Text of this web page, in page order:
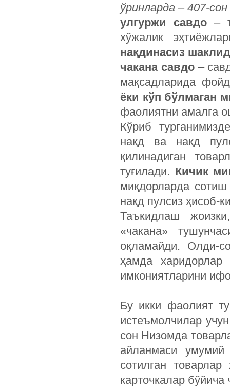
ўринларда – 407-
улгуржи савдо –
хўжалик
нақдинасиз
чакана савдо–
мақсадларида
ёки кўп бўлмаган
фаолиятни амалга
Кўриб
нақд ва нақд
қилинадиган
туғилади. Кичик
миқдорларда
нақд пулсиз ҳисоб-
Таъкидлаш
«чакана»
оқламайди. Олди-
ҳамда харидорлар
имкониятларини
Бу икки фаолият
истеъмолчилар
сон Низомда
айланмаси
сотилган
карточкалар